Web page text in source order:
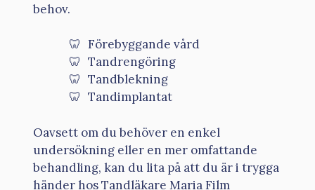
behov.
Förebyggande vård
Tandrengöring
Tandblekning
Tandimplantat
Oavsett om du behöver en enkel
undersökning eller en mer omfattande
behandling, kan du lita på att du är i trygga
händer hos Tandläkare Maria Film